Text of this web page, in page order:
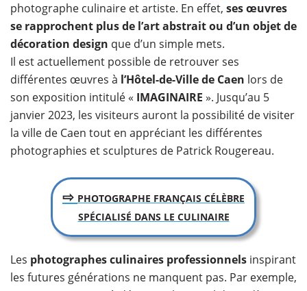
photographe culinaire et artiste. En effet, ses œuvres
se rapprochent plus de l’art abstrait ou d’un objet de
décoration design que d’un simple mets.
Il est actuellement possible de retrouver ses
différentes œuvres à l’Hôtel-de-Ville de Caen lors de
son exposition intitulé « IMAGINAIRE ». Jusqu’au 5
janvier 2023, les visiteurs auront la possibilité de visiter
la ville de Caen tout en appréciant les différentes
photographies et sculptures de Patrick Rougereau.
⇨ PHOTOGRAPHE FRANÇAIS CÉLÈBRE
SPÉCIALISÉ DANS LE CULINAIRE
Les photographes culinaires professionnels inspirant
les futures générations ne manquent pas. Par exemple,